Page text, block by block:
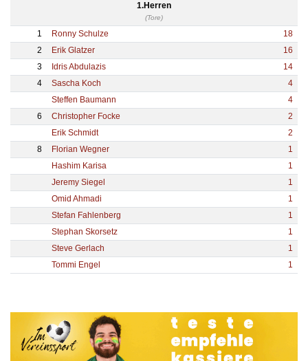
1.Herren
(Tore)
1 Ronny Schulze
18
2
Erik Glatzer
16
3
Idris Abdulazis
14
4
Sascha Koch
4
Steffen Baumann
4
6
Christopher Focke
2
Erik Schmidt
2
8
Florian Wegner
1
Hashim Karisa
1
Jeremy Siegel
1
Omid Ahmadi
1
Stefan Fahlenberg
1
Stephan Skorsetz
1
Steve Gerlach
1
Tommi Engel
1